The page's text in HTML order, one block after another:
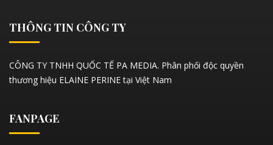
THÔNG TIN CÔNG TY
CÔNG TY TNHH QUỐC TẾ PA MEDIA. Phân phối độc quyền
thương hiệu ELAINE PERINE tại Việt Nam
FANPAGE